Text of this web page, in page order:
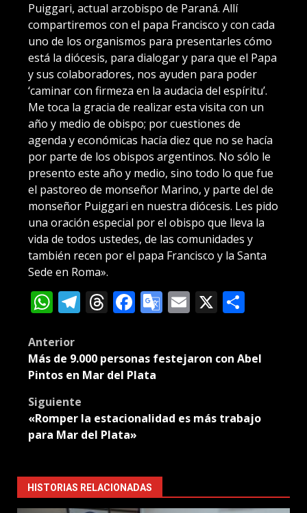
Puiggari, actual arzobispo de Paraná. Allí
compartiremos con el papa Francisco y con cada
uno de los organismos para presentarles cómo
está la diócesis, para dialogar y para que el Papa
y sus colaboradores, nos ayuden para poder
‘caminar con firmeza en la audacia del espíritu’.
Me toca la gracia de realizar esta visita con un
año y medio de obispo; por cuestiones de
agenda y económicas hacía diez que no se hacía
por parte de los obispos argentinos. No sólo le
presento este año y medio, sino todo lo que fue
el pastoreo de monseñor Marino, y parte del de
monseñor Puiggari en nuestra diócesis. Les pido
una oración especial por el obispo que lleva la
vida de todos ustedes, de las comunidades y
también recen por el papa Francisco y la Santa
Sede en Roma».
WhatsApp
Telegram
Threads
Facebook
Google
Email
X
Post
navigation
Anterior
Más de 9.000 personas festejaron con Abel
Pintos en Mar del Plata
Siguiente
«Romper la estacionalidad es más trabajo
para Mar del Plata»
HISTORIAS RELACIONADAS